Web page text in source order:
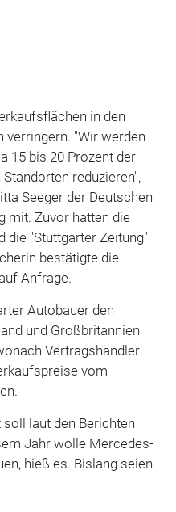
in den
verringern. "Wir werden
15 bis 20 Prozent der
reduzieren",
Seeger der Deutschen
mit. Zuvor hatten die
die "Stuttgarter Zeitung"
bestätigte die
Anfrage.
Autobauer den
und Großbritannien
Vertragshändler
vom
laut den Berichten
Jahr wolle Mercedes-
hieß es. Bislang seien